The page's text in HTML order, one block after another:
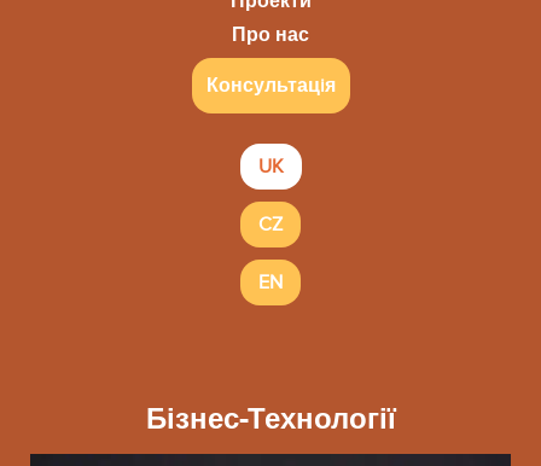
Про нас
Консультацiя
UK
CZ
EN
Бізнес-Технології